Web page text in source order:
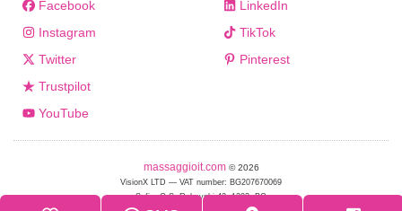
Facebook
Instagram
Twitter
Trustpilot
YouTube
LinkedIn
TikTok
Pinterest
massaggioit.com © 2026
VisionX LTD — VAT number: BG207670069
Sofia, G.S. Rakovski 42, 1202, BG